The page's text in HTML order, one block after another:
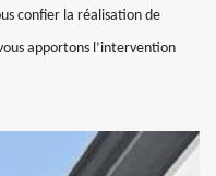
confier la réalisation de
apportons l’intervention